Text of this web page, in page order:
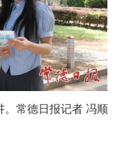
。常德日报记者 冯顺